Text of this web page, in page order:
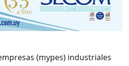
(mypes) industriales